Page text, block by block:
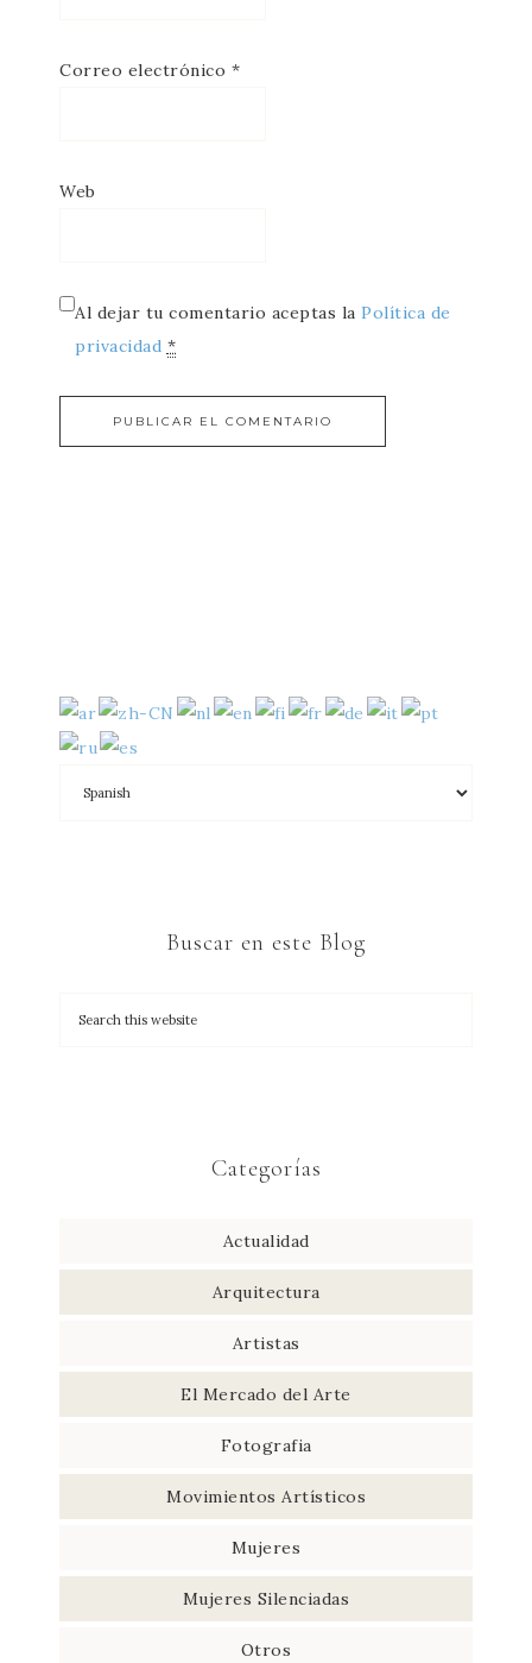
Correo electrónico *
Web
Al dejar tu comentario aceptas la Política de
privacidad *
Buscar en este Blog
Categorías
Actualidad
Arquitectura
Artistas
El Mercado del Arte
Fotografia
Movimientos Artísticos
Mujeres
Mujeres Silenciadas
Otros